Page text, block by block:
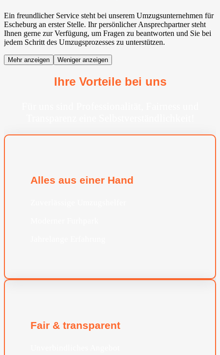
Ein freundlicher Service steht bei unserem Umzugsunternehmen für
Escheburg an erster Stelle. Ihr persönlicher Ansprechpartner steht
Ihnen gerne zur Verfügung, um Fragen zu beantworten und Sie bei
jedem Schritt des Umzugsprozesses zu unterstützen.
Mehr anzeigen Weniger anzeigen
Ihre Vorteile bei uns
Alles aus einer Hand
Fair & transparent